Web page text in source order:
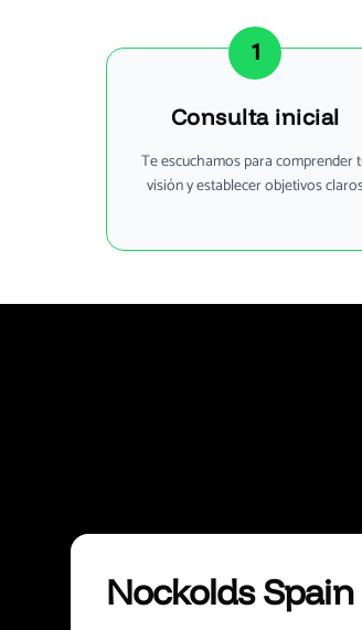
1
Consulta inicial
Te escuchamos para comprender
visión y establecer objetivos
Nockolds Spain